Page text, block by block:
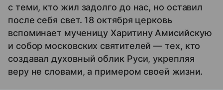
с теми, кто жил задолго до нас, но оставил
после себя свет. 18 октября церковь
вспоминает мученицу Харитину Амисийскую
и собор московских святителей — тех, кто
создавал духовный облик Руси, укрепляя
веру не словами, а примером своей жизни.